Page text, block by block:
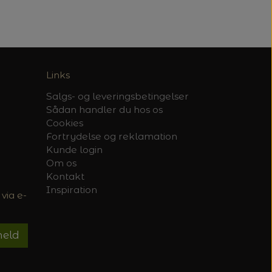
e-
Links
Salgs- og leveringsbetingelser
Sådan handler du hos os
Cookies
Fortrydelse og reklamation
Kunde login
Om os
Kontakt
Inspiration